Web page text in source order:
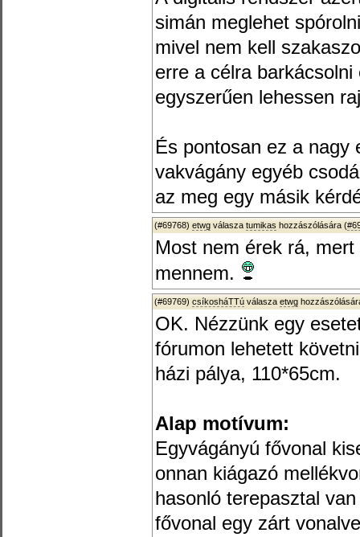
simán meglehet
mivel nem kell
erre a célra
egyszerűen lehessen
És pontosan ez a nagy
vakvágány egyéb
az meg egy másik
(#69768) etwg válasza tumikas hozzászólására (
Most nem érek rá,
mennem.
(#69769) csíkosháTTú válasza etwg
OK. Nézzünk egy
fórumon lehetett
házi pálya, 110*65cm.
Alap motívum:
Egyvágányú fővonal
onnan kiágazó
hasonló terepasztal
fővonal egy zárt